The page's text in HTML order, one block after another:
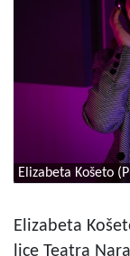
Elizabeta Košeto
Elizabeta
lice Teatra